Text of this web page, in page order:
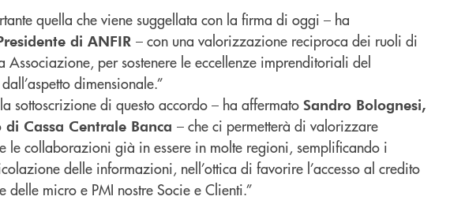
quella che viene suggellata con la firma di oggi – ha
di ANFIR – con una valorizzazione reciproca dei ruoli di
Associazione, per sostenere le eccellenze imprenditoriali del
dimensionale.”
sottoscrizione di questo accordo – ha affermato Sandro Bolognesi,
Cassa Centrale Banca – che ci permetterà di valorizzare
le collaborazioni già in essere in molte regioni, semplificando i
delle informazioni, nell’ottica di favorire l’accesso al credito
delle micro e PMI nostre Socie e Clienti.”